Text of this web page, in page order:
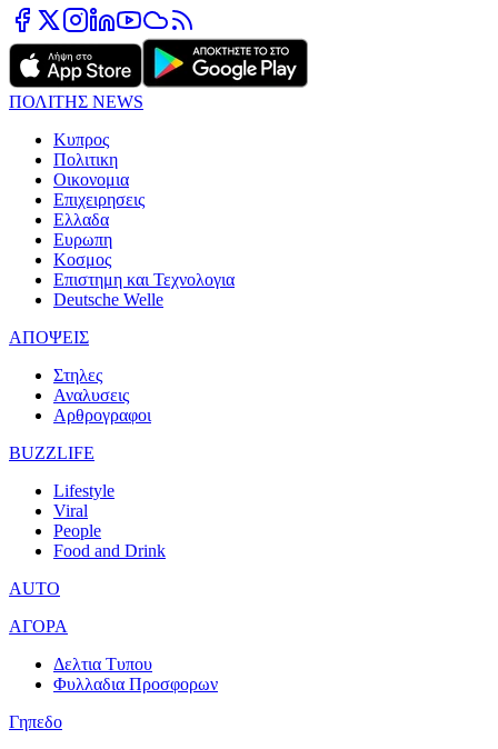
ΠΟΛΙΤΗΣ NEWS
Κυπρος
Πολιτικη
Οικονομια
Επιχειρησεις
Ελλαδα
Ευρωπη
Κοσμος
Επιστημη και Τεχνολογια
Deutsche Welle
ΑΠΟΨΕΙΣ
Στηλες
Αναλυσεις
Αρθρογραφοι
BUZZLIFE
Lifestyle
Viral
People
Food and Drink
AUTO
ΑΓΟΡΑ
Δελτια Τυπου
Φυλλαδια Προσφορων
Γηπεδο